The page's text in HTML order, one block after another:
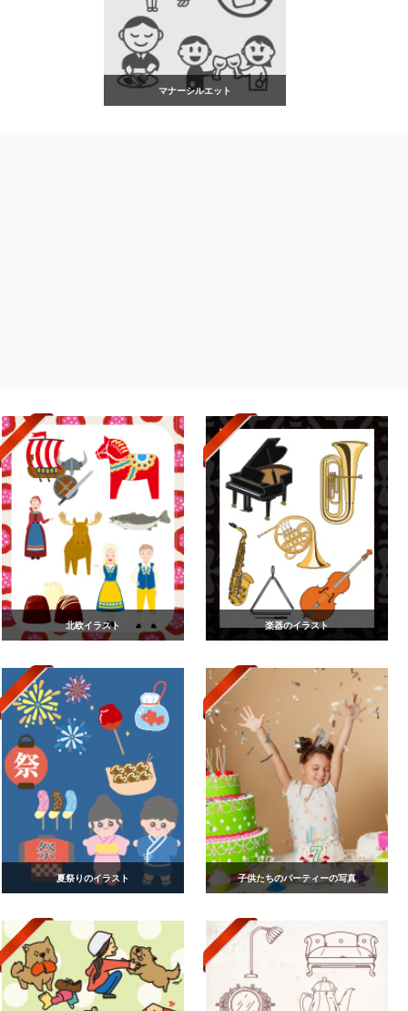
マナーシルエット
北欧イラスト 楽器のイラスト
夏祭りのイラスト 子供たちのパーティーの写真